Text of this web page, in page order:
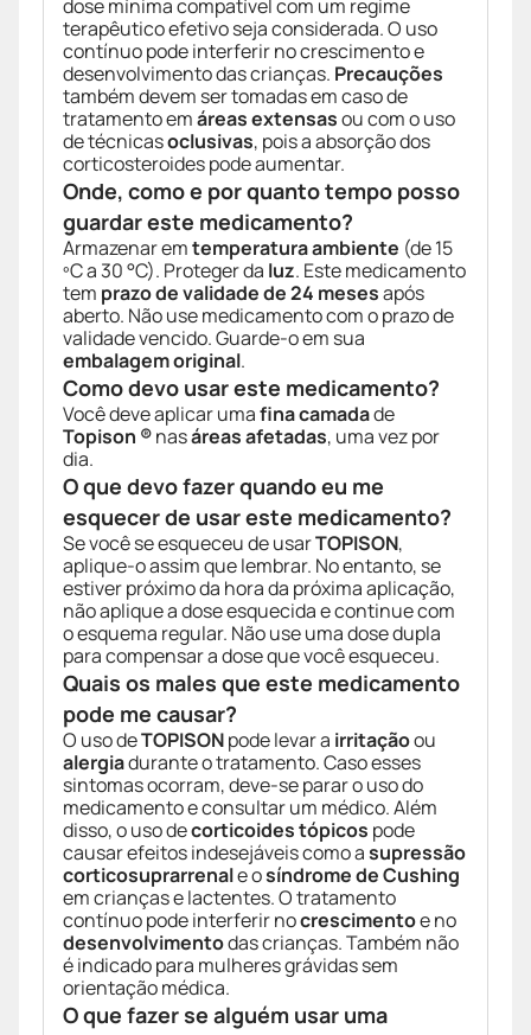
dose mínima compatível com um regime
terapêutico efetivo seja considerada. O uso
contínuo pode interferir no crescimento e
desenvolvimento das crianças. Precauções
também devem ser tomadas em caso de
tratamento emáreas extensasou com o uso
de técnicasoclusivas, pois a absorção dos
corticosteroides pode aumentar.
Onde, como e por quanto tempo posso
guardar este medicamento?
Armazenar emtemperatura ambiente (de 15
ºC a 30 °C). Proteger da luz. Este medicamento
tem prazo de validade de 24 mesesapós
aberto. Não use medicamento com o prazo de
validade vencido. Guarde-o em sua
embalagem original.
Como devo usar este medicamento?
Você deve aplicar umafina camadade
Topison ®nasáreas afetadas, uma vez por
dia.
O que devo fazer quando eu me
esquecer de usar este medicamento?
Se você se esqueceu de usarTOPISON,
aplique-o assim que lembrar. No entanto, se
estiver próximo da hora da próxima aplicação,
não aplique a dose esquecida e continue com
o esquema regular. Não use uma dose dupla
para compensar a dose que você esqueceu.
Quais os males que este medicamento
pode me causar?
O uso deTOPISONpode levar a irritaçãoou
alergiadurante o tratamento. Caso esses
sintomas ocorram, deve-se parar o uso do
medicamento e consultar um médico. Além
disso, o uso decorticoides tópicos pode
causar efeitos indesejáveis como asupressão
corticosuprarrenale osíndrome de Cushing
em crianças e lactentes. O tratamento
contínuo pode interferir nocrescimentoe no
desenvolvimentodas crianças. Também não
é indicado para mulheres grávidas sem
orientação médica.
O que fazer se alguém usar uma